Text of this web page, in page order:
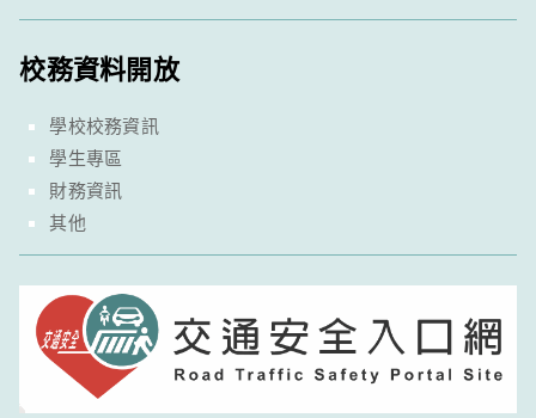
校務資料開放
學校校務資訊
學生專區
財務資訊
其他